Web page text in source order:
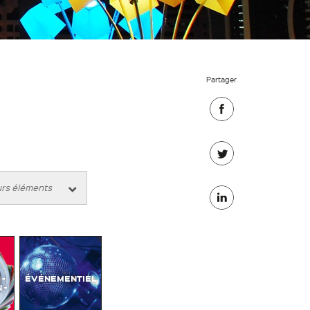
-
ÉVÉNEMENTIEL
Partager
sur
Facebook
sur
Twitter